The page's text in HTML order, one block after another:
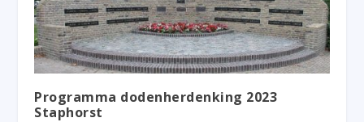
Programma dodenherdenking 2023
Staphorst